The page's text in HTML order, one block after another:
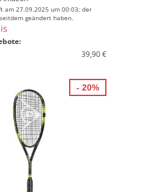
am 27.09.2025 um 00:03; der
geändert haben.
39,90 €
- 20%